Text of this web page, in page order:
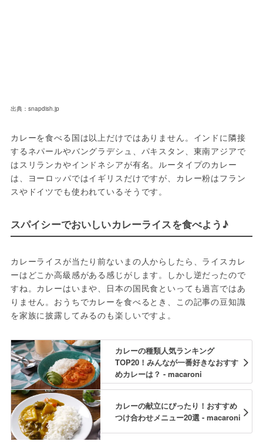
出典：snapdish.jp
カレーを食べる国は以上だけではありません。インドに隣接
するネパールやバングラデシュ、パキスタン、東南アジアで
はスリランカやインドネシアが有名。ルータイプのカレー
は、ヨーロッパではイギリスだけですが、カレー粉はフラン
スやドイツでも使われているそうです。
スパイシーでおいしいカレーライスを食べよう♪
カレーライスが当たり前ないまの人からしたら、ライスカレ
ーはどこか高級感がある感じがします。しかし逆だったので
すね。カレーはいまや、日本の国民食といっても過言ではあ
りません。おうちでカレーを食べるとき、この記事の豆知識
を家族に披露してみるのも楽しいですよ。
カレーの種類人気ランキング
TOP20！みんなが一番好きなおすす
めカレーは？ - macaroni
カレーの献立にぴったり！おすすめ
つけ合わせメニュー20選 - macaroni